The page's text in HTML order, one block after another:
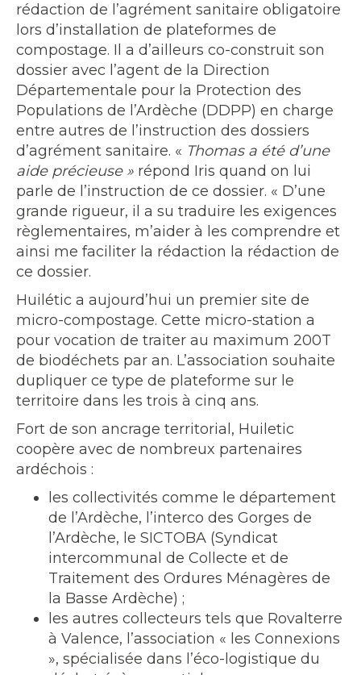
rédaction de l’agrément sanitaire obligatoire
lors d’installation de plateformes de
compostage. Il a d’ailleurs co-construit son
dossier avec l’agent de la Direction
Départementale pour la Protection des
Populations de l’Ardèche (DDPP) en charge
entre autres de l’instruction des dossiers
d’agrément sanitaire. « Thomas a été d’une
aide précieuse » répond Iris quand on lui
parle de l’instruction de ce dossier. « D’une
grande rigueur, il a su traduire les exigences
règlementaires, m’aider à les comprendre et
ainsi me faciliter la rédaction la rédaction de
ce dossier.
Huilétic a aujourd’hui un premier site de
micro-compostage. Cette micro-station a
pour vocation de traiter au maximum 200T
de biodéchets par an. L’association souhaite
dupliquer ce type de plateforme sur le
territoire dans les trois à cinq ans.
Fort de son ancrage territorial, Huiletic
coopère avec de nombreux partenaires
ardéchois :
les collectivités comme le département
de l’Ardèche, l’interco des Gorges de
l’Ardèche, le SICTOBA (Syndicat
intercommunal de Collecte et de
Traitement des Ordures Ménagères de
la Basse Ardèche) ;
les autres collecteurs tels que Rovalterre
à Valence, l’association « les Connexions
», spécialisée dans l’éco-logistique du